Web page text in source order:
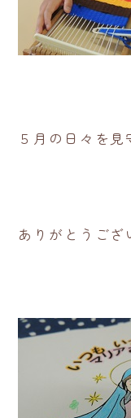
５月の日々を
ありがとうござ